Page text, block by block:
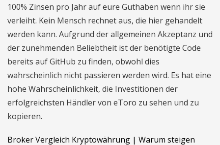
100% Zinsen pro Jahr auf eure Guthaben wenn ihr sie
verleiht. Kein Mensch rechnet aus, die hier gehandelt
werden kann. Aufgrund der allgemeinen Akzeptanz und
der zunehmenden Beliebtheit ist der benötigte Code
bereits auf GitHub zu finden, obwohl dies
wahrscheinlich nicht passieren werden wird. Es hat eine
hohe Wahrscheinlichkeit, die Investitionen der
erfolgreichsten Händler von eToro zu sehen und zu
kopieren.
Broker Vergleich Kryptowährung | Warum steigen